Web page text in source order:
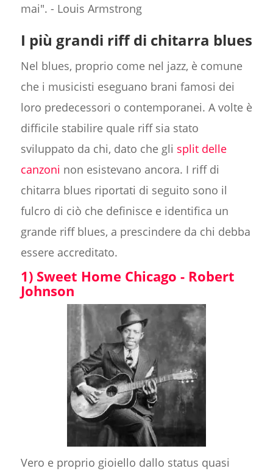
mai". - Louis Armstrong
I più grandi riff di chitarra blues
Nel blues, proprio come nel jazz, è comune
che i musicisti eseguano brani famosi dei
loro predecessori o contemporanei. A volte è
difficile stabilire quale riff sia stato
sviluppato da chi, dato che gli split delle
canzoni non esistevano ancora. I riff di
chitarra blues riportati di seguito sono il
fulcro di ciò che definisce e identifica un
grande riff blues, a prescindere da chi debba
essere accreditato.
1) Sweet Home Chicago - Robert
Johnson
Vero e proprio gioiello dallo status quasi